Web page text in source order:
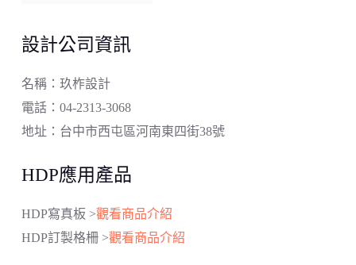
設計公司資訊
名稱：玖柞設計
電話：04-2313-3068
地址：台中市西屯區河南東四街38號
HDP應用產品
HDP寫真板 >觀看商品介紹
HDP訂製格柵 >觀看商品介紹